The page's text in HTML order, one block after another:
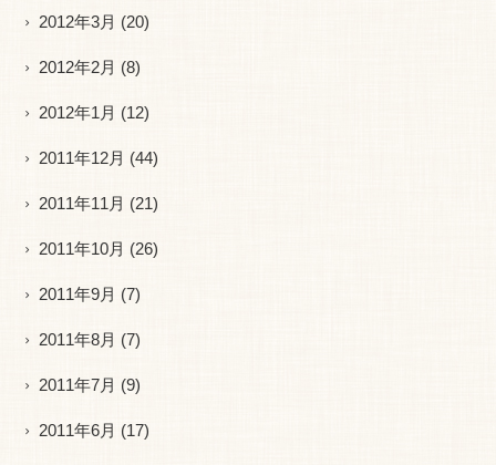
2012年3月 (20)
2012年2月 (8)
2012年1月 (12)
2011年12月 (44)
2011年11月 (21)
2011年10月 (26)
2011年9月 (7)
2011年8月 (7)
2011年7月 (9)
2011年6月 (17)